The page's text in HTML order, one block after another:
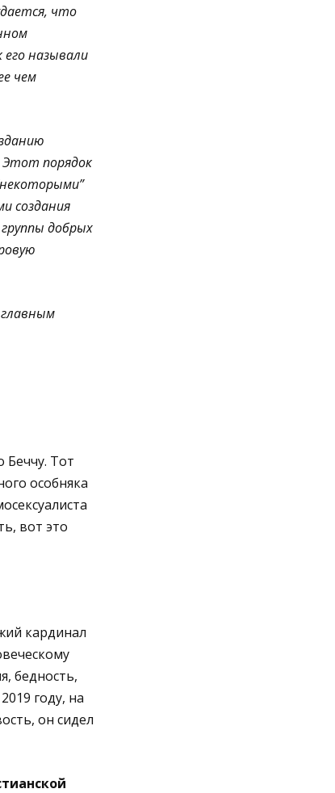
что
называли
чем
Этот порядок
создания
добрых
Беччу. Тот
особняка
вот это
кардинал
бедность,
году, на
он сидел